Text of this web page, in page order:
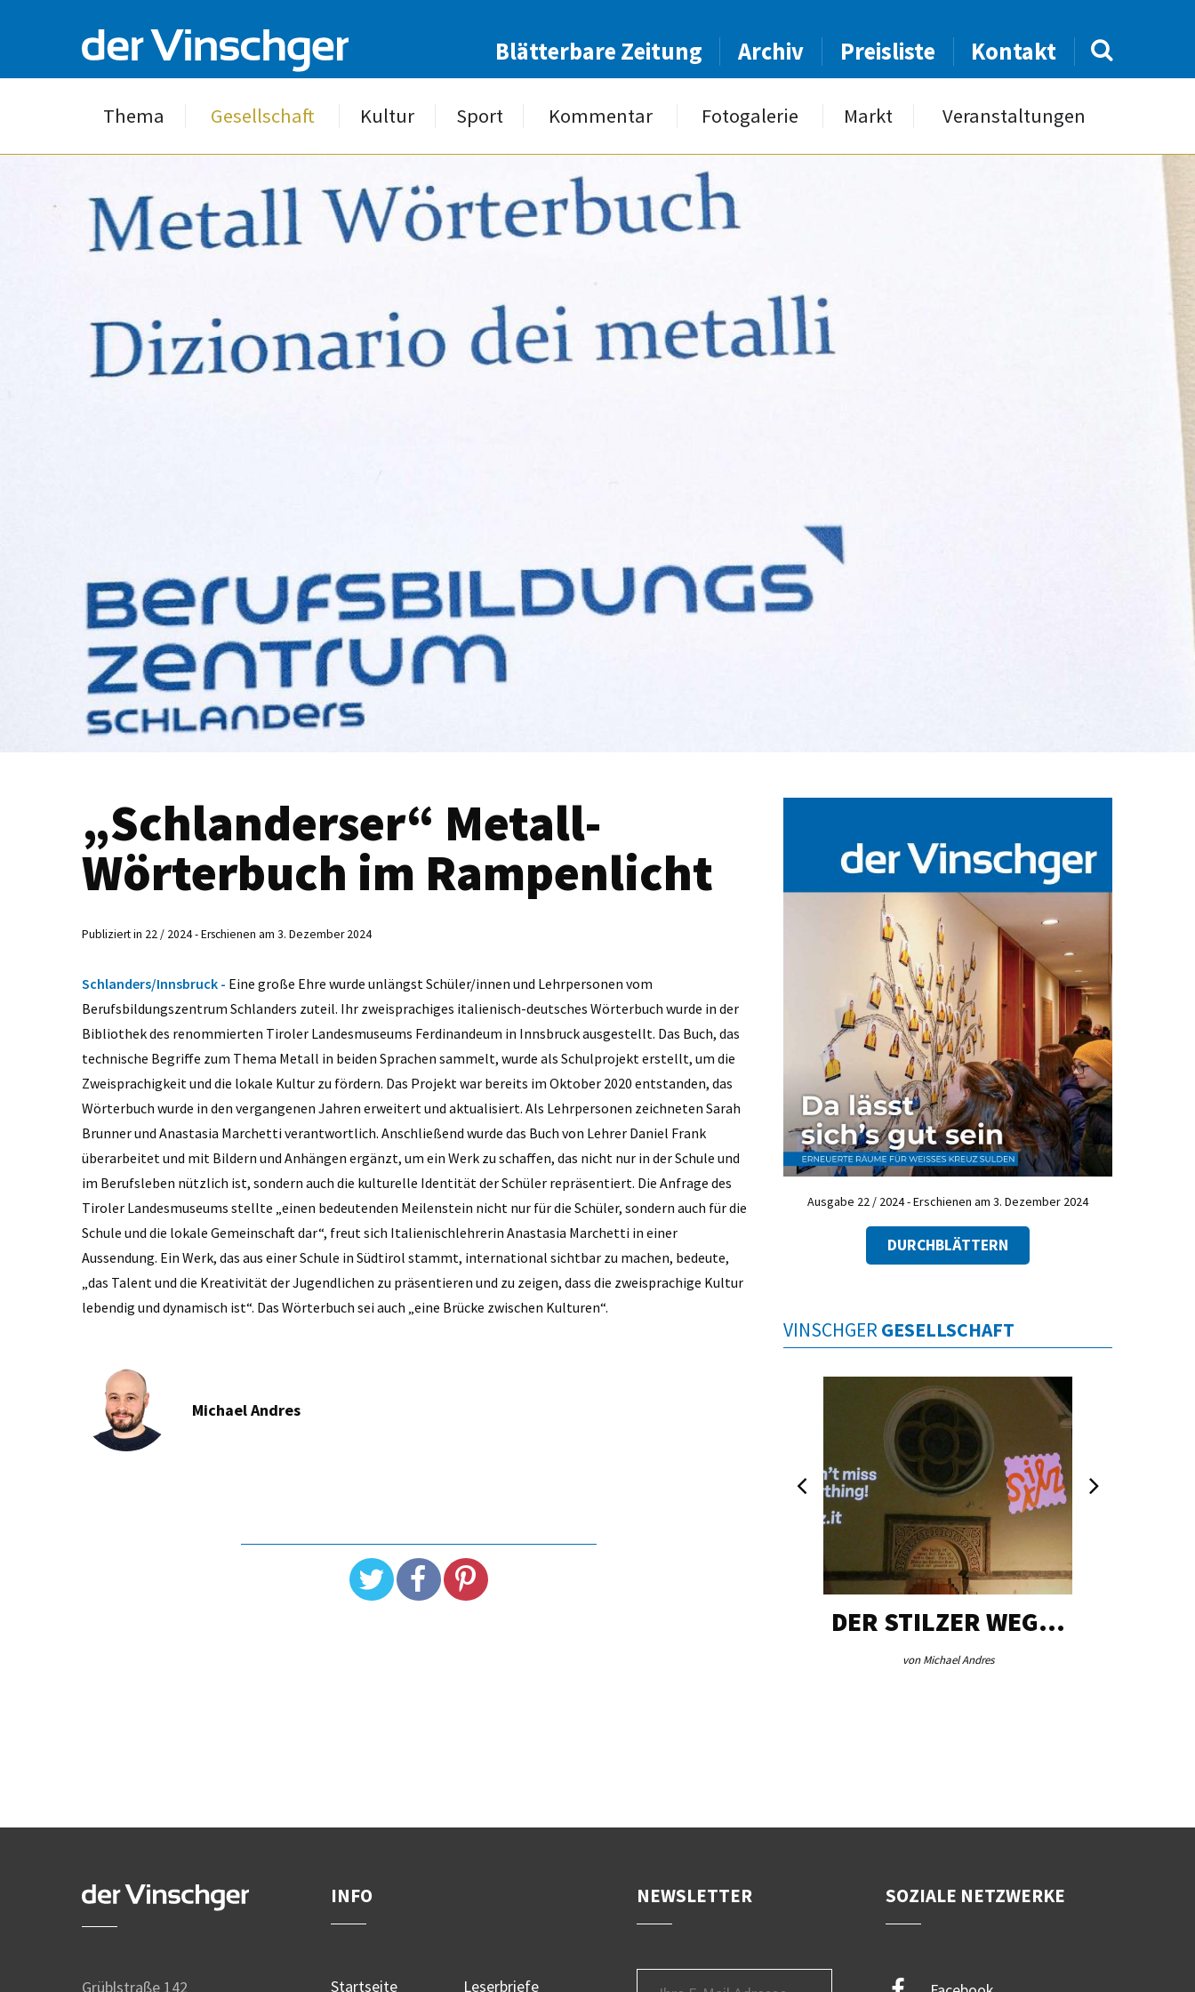
Blätterbare Zeitung Archiv Preisliste Kontakt
Thema Gesellschaft Kultur Sport Kommentar Fotogalerie Markt Veranstaltungen
„Schlanderser“ Metall-
Wörterbuch im Rampenlicht
Publiziert in 22 / 2024 - Erschienen am 3. Dezember 2024
Schlanders/Innsbruck - Eine große Ehre wurde unlängst Schüler/innen und Lehrpersonen vom
Berufsbildungszentrum Schlanders zuteil. Ihr zweisprachiges italienisch-deutsches Wörterbuch wurde in der
Bibliothek des renommierten Tiroler Landesmuseums Ferdinandeum in Innsbruck ausgestellt. Das Buch, das
technische Begriffe zum Thema Metall in beiden Sprachen sammelt, wurde als Schulprojekt erstellt, um die
Zweisprachigkeit und die lokale Kultur zu fördern. Das Projekt war bereits im Oktober 2020 entstanden, das
Wörterbuch wurde in den vergangenen Jahren erweitert und aktualisiert. Als Lehrpersonen zeichneten Sarah
Brunner und Anastasia Marchetti verantwortlich. Anschließend wurde das Buch von Lehrer Daniel Frank
überarbeitet und mit Bildern und Anhängen ergänzt, um ein Werk zu schaffen, das nicht nur in der Schule und
im Berufsleben nützlich ist, sondern auch die kulturelle Identität der Schüler repräsentiert. Die Anfrage des
Tiroler Landesmuseums stellte „einen bedeutenden Meilenstein nicht nur für die Schüler, sondern auch für die
Schule und die lokale Gemeinschaft dar“, freut sich Italienischlehrerin Anastasia Marchetti in einer
Aussendung. Ein Werk, das aus einer Schule in Südtirol stammt, international sichtbar zu machen, bedeute,
„das Talent und die Kreativität der Jugendlichen zu präsentieren und zu zeigen, dass die zweisprachige Kultur
lebendig und dynamisch ist“. Das Wörterbuch sei auch „eine Brücke zwischen Kulturen“.
Michael Andres
Ausgabe 22 / 2024 - Erschienen am 3. Dezember 2024
DURCHBLÄTTERN
VINSCHGER GESELLSCHAFT
DER STILZER WEG…
von Michael Andres
Grüblstraße 142
INFO
Startseite Leserbriefe
NEWSLETTER SOZIALE NETZWERKE